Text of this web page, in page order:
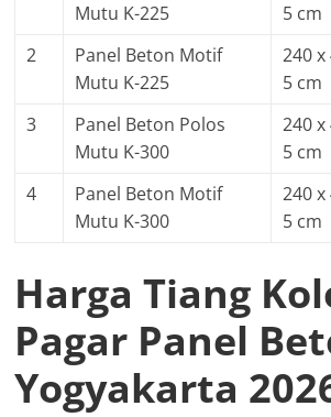
Mutu K-225
5 cm
2
Panel Beton Motif
Mutu K-225
240 x
5 cm
3
Panel Beton Polos
Mutu K-300
240 x
5 cm
4
Panel Beton Motif
Mutu K-300
240 x
5 cm
Harga Tiang
Pagar Panel
Yogyakarta